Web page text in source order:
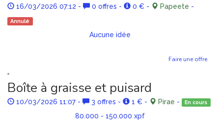
16/03/2026 07:12 - 0 offres - 0 € - Papeete -
Annulé
Aucune idée
Faire une offre
Boîte à graisse et puisard
10/03/2026 11:07 - 3 offres - 1 € - Pirae - En cours
80.000 - 150.000 xpf